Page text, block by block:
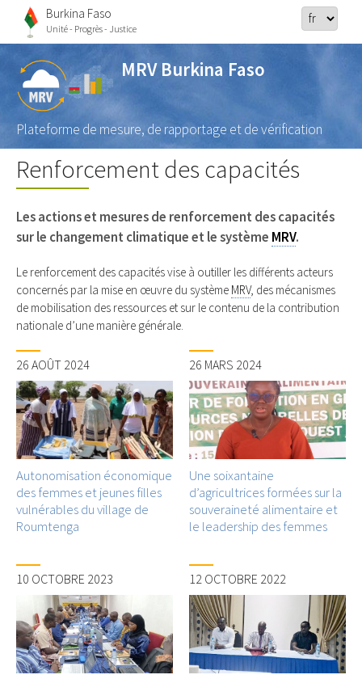
Burkina Faso
Unité - Progrès - Justice
MRV Burkina Faso
Plateforme de mesure, de rapportage et de vérification
Renforcement des capacités
Les actions et mesures de renforcement des capacités
sur le changement climatique et le système MRV.
Le renforcement des capacités vise à outiller les différents acteurs
concernés par la mise en œuvre du système MRV, des mécanismes
de mobilisation des ressources et sur le contenu de la contribution
nationale d’une manière générale.
26 AOÛT 2024
Autonomisation économique
des femmes et jeunes filles
vulnérables du village de
Roumtenga
26 MARS 2024
Une soixantaine
d’agricultrices formées sur la
souveraineté alimentaire et
le leadership des femmes
10 OCTOBRE 2023 12 OCTOBRE 2022